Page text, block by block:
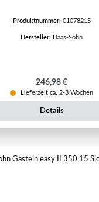
Produktnummer: 01078215
Hersteller: Haas-Sohn
Regulärer Preis:
246,98 €
Lieferzeit ca. 2-3 Wochen
Details